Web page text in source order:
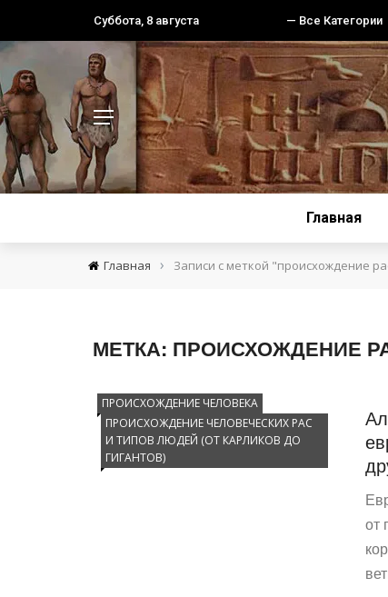
Суббота, 8 августа — Все Категории
Главная
Главная › Записи с меткой "происхождение
МЕТКА: ПРОИСХОЖДЕНИЕ
ПРОИСХОЖДЕНИЕ ЧЕЛОВЕКА
ПРОИСХОЖДЕНИЕ ЧЕЛОВЕЧЕСКИХ РАС
И ТИПОВ ЛЮДЕЙ (ОТ КАРЛИКОВ ДО
ГИГАНТОВ)
от